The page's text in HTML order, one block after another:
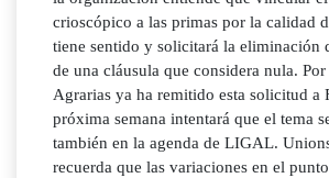
crioscópico a las primas por la calidad
tiene sentido y solicitará la eliminación
de una cláusula que considera nula.
Agrarias ya ha remitido esta solicitud a
próxima semana intentará que el tema
también en la agenda de LIGAL.
recuerda que las variaciones en el